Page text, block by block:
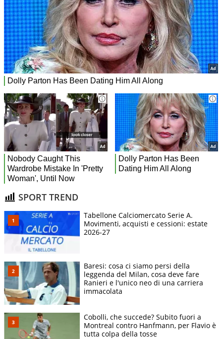
SPORT TREND
Tabellone Calciomercato Serie A.
Movimenti, acquisti e cessioni: estate
2026-27
Baresi: cosa ci siamo persi della
leggenda del Milan, cosa deve fare
Ranieri e l'unico neo di una carriera
immacolata
Cobolli, che succede? Subito fuori a
Montreal contro Hanfmann, per Flavio è
tutta colpa della tosse